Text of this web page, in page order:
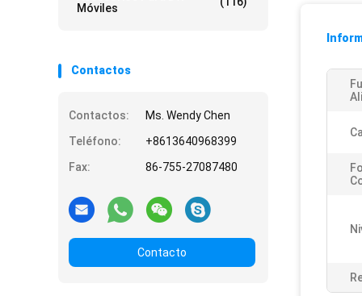
Móviles
Contactos
Contactos:
Ms. Wendy Chen
Teléfono:
+8613640968399
Fax:
86-755-27087480
Contacto